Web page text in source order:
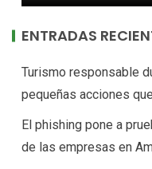
ENTRADAS
Turismo responsable
pequeñas acciones
El phishing pone a
de las empresas en